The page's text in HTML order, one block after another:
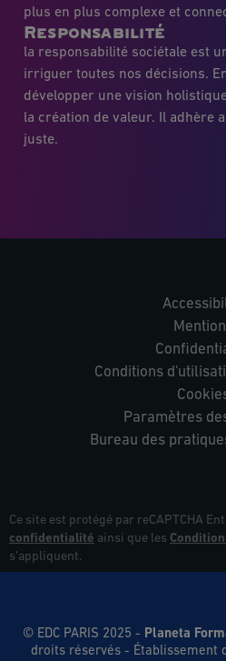
plus en plus complexe et
Responsabilité
la responsabilité sociétale est
irriguer toutes nos décisions.
développer une vision
la création de valeur. Il adhère
juste.
Conditions
Paramètres
Bureau des
Ce site est protégé par reCAPTCHA
confidentialité ainsi que les
s’appliquent.
© EDC PARIS 2025 - Planeta
droits réservés - Établissement